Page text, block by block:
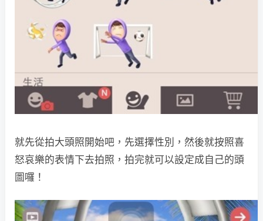
就先從拍大頭照開始吧，先選擇性別，然後就按照喜
怒哀樂的表情下去拍照，拍完就可以設定成自己的頭
圖囉！